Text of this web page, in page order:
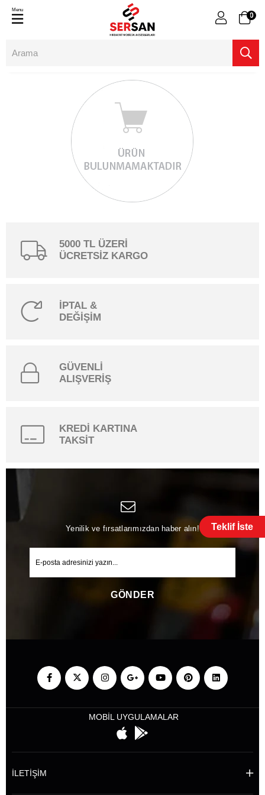
Teklif İste
0
Menu
5000 TL ÜZERİ
ÜCRETSİZ KARGO
İPTAL &
DEĞİŞİM
GÜVENLİ
ALIŞVERİŞ
KREDİ KARTINA
TAKSİT
Yenilik ve fırsatlarımızdan haber alın!
GÖNDER
MOBİL UYGULAMALAR
İLETİŞİM